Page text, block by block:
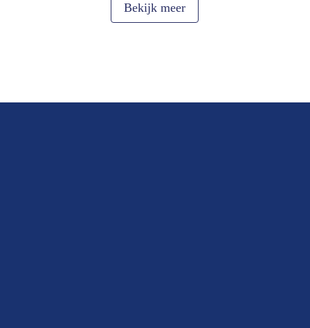
Bekijk meer